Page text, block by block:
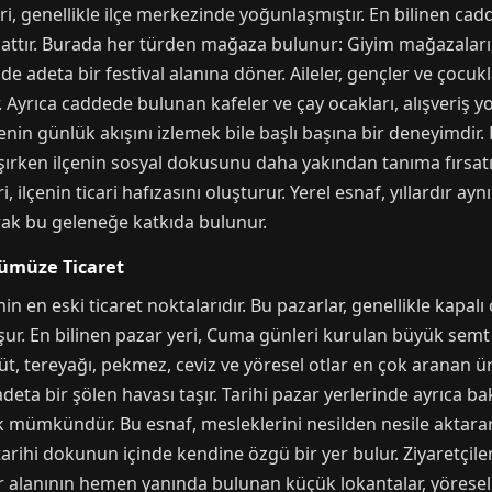
genellikle ilçe merkezinde yoğunlaşmıştır. En bilinen
Burada her türden mağaza bulunur: Giyim
adeta bir festival alanına döner. Aileler, gençler ve
caddede bulunan kafeler ve çay ocakları, alışveriş
günlük akışını izlemek bile başlı başına bir
ilçenin sosyal dokusunu daha yakından tanıma
ticari hafızasını oluşturur. Yerel esnaf, yıllardır
bu geleneğe katkıda bulunur.
Ticaret
en eski ticaret noktalarıdır. Bu pazarlar, genellikle
En bilinen pazar yeri, Cuma günleri kurulan büyük semt
tereyağı, pekmez, ceviz ve yöresel otlar en çok aranan
bir şölen havası taşır. Tarihi pazar yerlerinde ayrıca
Bu esnaf, mesleklerini nesilden nesile
dokunun içinde kendine özgü bir yer bulur.
hemen yanında bulunan küçük lokantalar,